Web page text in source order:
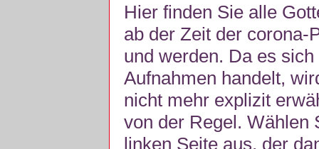
Hier finden Sie alle
ab der Zeit der corona-
und werden. Da es
Aufnahmen handelt,
nicht mehr explizit
von der Regel. Wählen
linken Seite aus, der